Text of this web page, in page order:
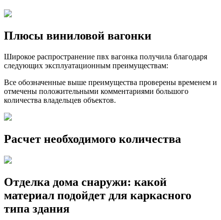
Плюсы виниловой вагонки
Широкое распространение пвх вагонка получила благодаря
следующих эксплуатационным преимуществам:
Все обозначенные выше преимущества проверены временем и
отмечены положительными комментариями большого
количества владельцев объектов.
Расчет необходимого количества
Отделка дома снаружи: какой
материал подойдет для каркасного
типа здания